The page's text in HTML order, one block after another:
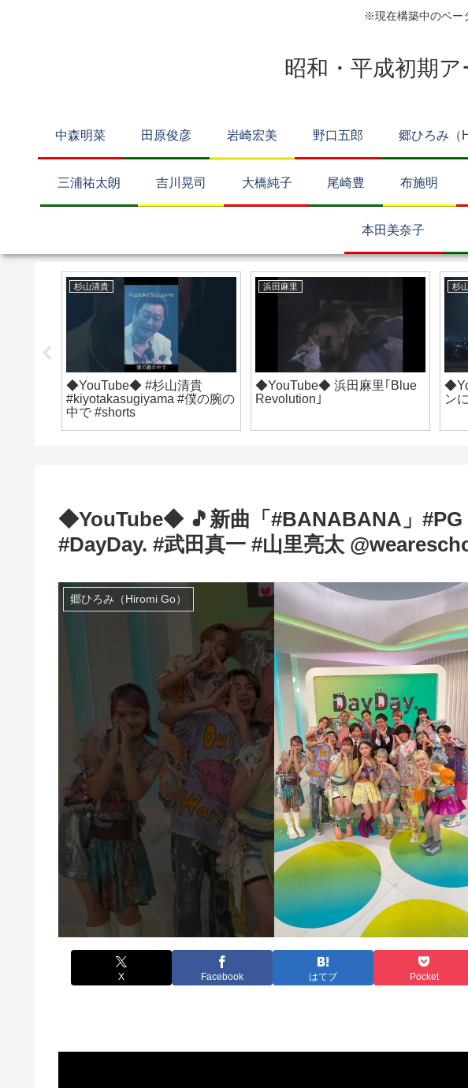
※現在構築中のベー
昭和・平成初期
中森明菜 田原俊彦 岩崎宏美 野口五郎 郷ひろみ（
三浦祐太朗 吉川晃司 大橋純子 尾崎豊 布施明
本田美奈子
月夜の浜」
浜田麻里
◆YouTube◆ 浜田麻里
「Fantasia」
◆YouTube◆ 八代亜紀「だい
じょうぶ」(留学生と一緒に
◆YouTube◆ 🎵新曲「#BANABANA」#PG
#DayDay. #武田真一 #山里亮太
郷ひろみ（Hiromi Go）
X Facebook はてブ Pocket